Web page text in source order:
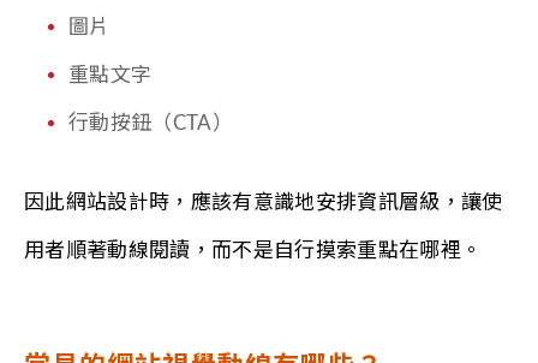
圖片
重點文字
行動按鈕（CTA）
因此網站設計時，應該有意識地安排資訊層級，讓使
用者順著動線閱讀，而不是自行摸索重點在哪裡。